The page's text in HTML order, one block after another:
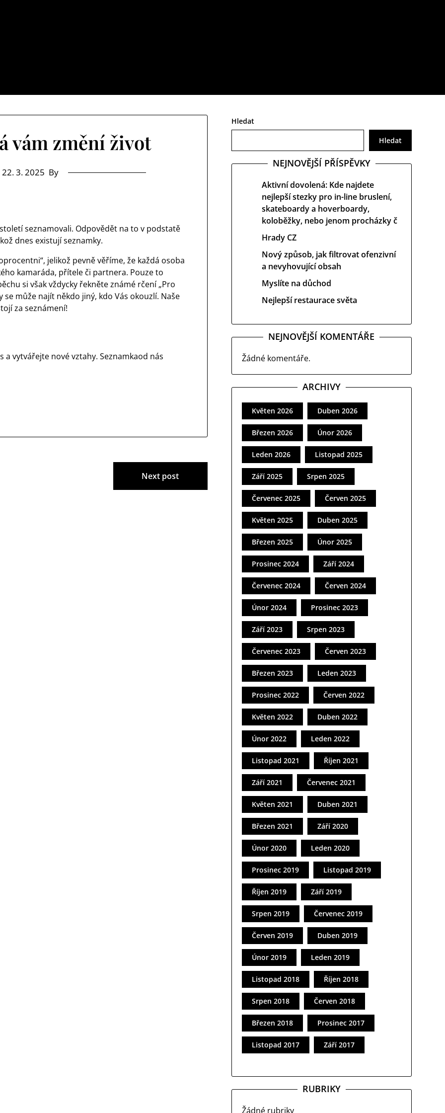
vám změní život
22. 3. 2025 By
seznamovali. Odpovědět na to v podstatě
dnes existují seznamky.
jelikož pevně věříme, že každá osoba
kamaráda, přítele či partnera. Pouze to
si však vždycky řekněte známé rčení „Pro
se může najít někdo jiný, kdo Vás okouzlí. Naše
za seznámení!
vytvářejte nové vztahy. Seznamkaod nás
Next post
Hledat
Hledat
NEJNOVĚJŠÍ PŘÍSPĚVKY
Aktivní dovolená: Kde najdete
nejlepší stezky pro in-line bruslení,
skateboardy a hoverboardy,
koloběžky, nebo jenom procházky č
Hrady CZ
Nový způsob, jak filtrovat ofenzivní
a nevyhovující obsah
Myslíte na důchod
Nejlepší restaurace světa
NEJNOVĚJŠÍ KOMENTÁŘE
Žádné komentáře.
ARCHIVY
Květen 2026 Duben 2026
Březen 2026 Únor 2026
Leden 2026 Listopad 2025
Září 2025 Srpen 2025
Červenec 2025 Červen 2025
Květen 2025 Duben 2025
Březen 2025 Únor 2025
Prosinec 2024 Září 2024
Červenec 2024 Červen 2024
Únor 2024 Prosinec 2023
Září 2023 Srpen 2023
Červenec 2023 Červen 2023
Březen 2023 Leden 2023
Prosinec 2022 Červen 2022
Květen 2022 Duben 2022
Únor 2022 Leden 2022
Listopad 2021 Říjen 2021
Září 2021 Červenec 2021
Květen 2021 Duben 2021
Březen 2021 Září 2020
Únor 2020 Leden 2020
Prosinec 2019 Listopad 2019
Říjen 2019 Září 2019
Srpen 2019 Červenec 2019
Červen 2019 Duben 2019
Únor 2019 Leden 2019
Listopad 2018 Říjen 2018
Srpen 2018 Červen 2018
Březen 2018 Prosinec 2017
Listopad 2017 Září 2017
RUBRIKY
Žádné rubriky